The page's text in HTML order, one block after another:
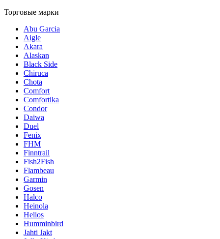
Торговые марки
Abu Garcia
Aigle
Akara
Alaskan
Black Side
Chiruca
Chota
Comfort
Comfortika
Condor
Daiwa
Duel
Fenix
FHM
Finntrail
Fish2Fish
Flambeau
Garmin
Gosen
Halco
Heinola
Helios
Humminbird
Jahti Jakt